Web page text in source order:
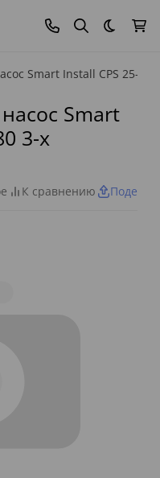
Темная
Smart Install CPS 25-60
Smart
3-х
К сравнению